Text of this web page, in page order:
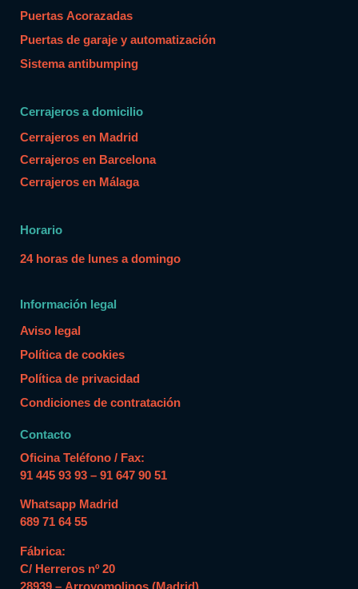
Puertas Acorazadas
Puertas de garaje y automatización
Sistema antibumping
Cerrajeros a domicilio
Cerrajeros en Madrid
Cerrajeros en Barcelona
Cerrajeros en Málaga
Horario
24 horas de lunes a domingo
Información legal
Aviso legal
Política de cookies
Política de privacidad
Condiciones de contratación
Contacto
Oficina Teléfono / Fax:
91 445 93 93 – 91 647 90 51
Whatsapp Madrid
689 71 64 55
Fábrica:
C/ Herreros nº 20
28939 – Arroyomolinos (Madrid)